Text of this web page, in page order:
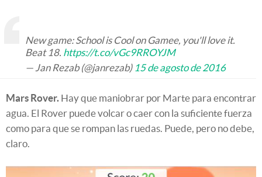
New game: School is Cool on Gamee, you'll love it.
Beat 18. https://t.co/vGc9RROYJM
— Jan Rezab (@janrezab) 15 de agosto de 2016
Mars Rover. Hay que maniobrar por Marte para encontrar
agua. El Rover puede volcar o caer con la suficiente fuerza
como para que se rompan las ruedas. Puede, pero no debe,
claro.